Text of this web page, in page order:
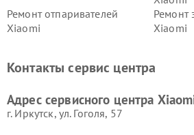
Ремонт отпаривателей
Xiaomi
Ремонт
Xiaomi
Ремонт стиральных машин
Ремонт
Контакты сервис центра
Адрес сервисного центра
г. Иркутск, ул. ​Гоголя, 57